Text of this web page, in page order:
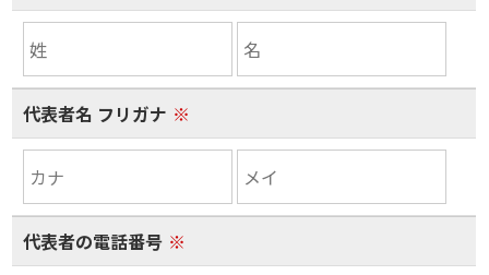
代表者名 フリガナ ※
代表者の電話番号 ※